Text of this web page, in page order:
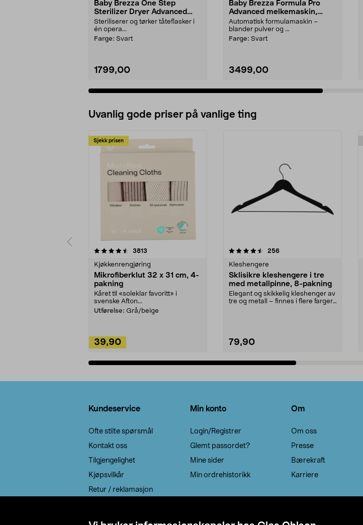
Baby Brezza One Step
Sterilizer Dryer Advanced
flaskesterilisator og -tørker
Steriliserer og tørker tåteflasker i
én opera...
Farge: Svart
1799,00
Baby Brezza Formula Pro
Advanced melkemaskin,
automatisk
Automatisk formulamaskin –
blander pulver og ...
Farge: Svart
3499,00
Uvanlig gode priser på vanlige ting
Sjekk prisen
3813
Kjøkkenrengjøring
Mikrofiberklut 32 x 31 cm, 4-
pakning
Kåret til «soleklar favoritt» i
svenske Afton...
Utførelse: Grå/beige
39,90
4.5av 5 stjerner 256anmeldelser
Kleshengere
Sklisikre kleshengere i tre
med metallpinne, 8-pakning
Elegant og skikkelig kleshenger av
tre og metall – finnes i flere farger.
79,90
4.5av 5 stjerner
Kundeservice
Ofte stilte spørsmål
Kontakt oss
Tilgjengelighet
Kjøpsvilkår
Retur / reklamasjon
Min konto
Login/Registrer
Glemt passordet?
Mine sider
Min ordrehistorikk
Om
Om oss
Presse
Bærekraft
Karriere